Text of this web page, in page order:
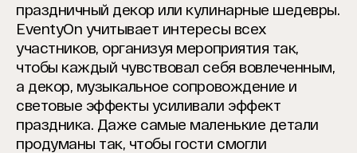
праздничный декор или кулинарные шедевры.
EventyOn учитывает интересы всех
участников, организуя мероприятия так,
чтобы каждый чувствовал себя вовлеченным,
а декор, музыкальное сопровождение и
световые эффекты усиливали эффект
праздника. Даже самые маленькие детали
продуманы так, чтобы гости смогли